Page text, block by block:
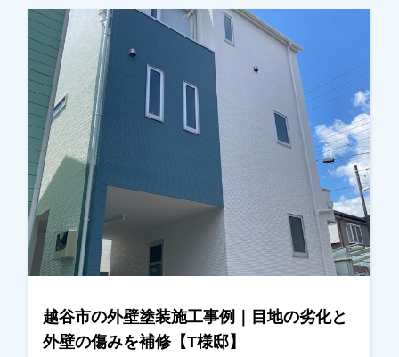
いる部分が見られたため、写真を撮影し実際の状
態をご確認いただきました。また外壁について
も、・外壁の汚れ・クラック（ひび割れ）が見ら
れ、これまで一度も塗装をされていないとのこと
でしたので、外壁塗装と屋根塗装をご提案させて
いただきました。今回が初めての塗装工事とのこ
とで、工事内容や費用、塗料の種類などについて
ご不安な点も多かったため、ご質問をひとつひと
つお伺いしながら丁寧にご説明させていただきま
した。その後、施工内容と金額についてもご納得
いただき、外壁塗装と屋根塗装工事をお任せいた
だくことになりました。また塗装工事とあわせ
て、ベランダ屋根の撤去についてのご相談もいた
た。施工後は「とてもきれいに仕上がりました」
とのお言葉をいただき、ご満足いただけたようで
越谷市の外壁塗装施工事例｜目地の劣化と
外壁の傷みを補修【T様邸】